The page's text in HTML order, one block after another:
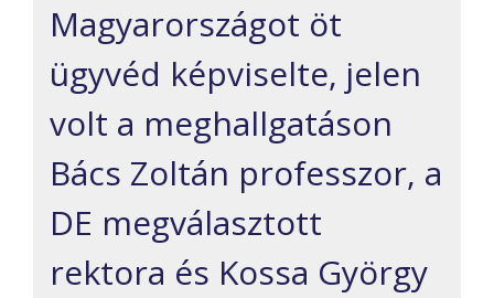
Magyarországot öt
ügyvéd képviselte, jelen
volt a meghallgatáson
Bács Zoltán professzor, a
DE megválasztott
rektora és Kossa György